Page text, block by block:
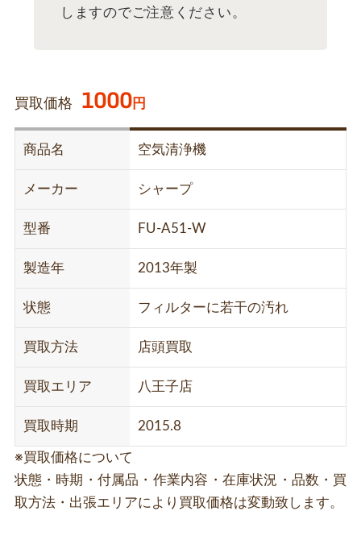
しますのでご注意ください。
買取価格 1000円
商品名 空気清浄機
メーカー シャープ
型番 FU-A51-W
製造年 2013年製
状態 フィルターに若干の汚れ
買取方法 店頭買取
買取エリア 八王子店
買取時期 2015.8
※買取価格について
状態・時期・付属品・作業内容・在庫状況・品数・買
取方法・出張エリアにより買取価格は変動致します。